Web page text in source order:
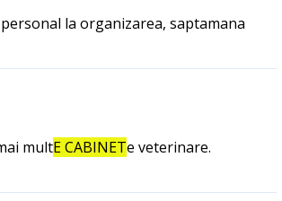
la organizarea, saptamana
multE CABINETe veterinare.